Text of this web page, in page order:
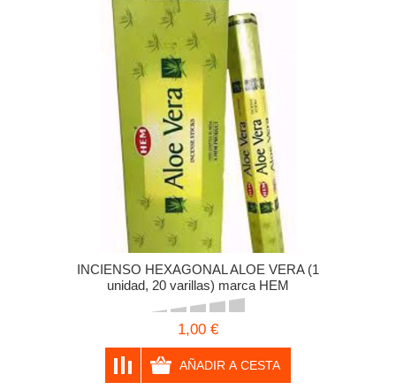
INCIENSO HEXAGONAL ALOE VERA (1
unidad, 20 varillas) marca HEM
1,00 €